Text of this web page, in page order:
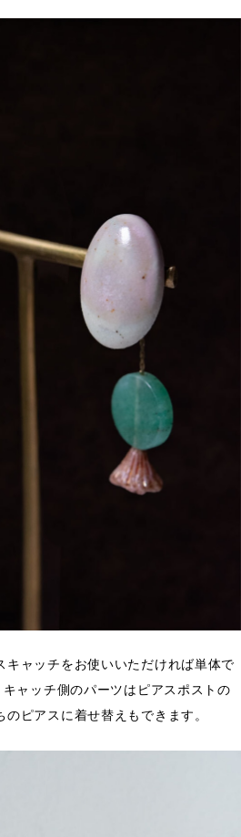
キャッチをお使いいただければ単体で
ャッチ側のパーツはピアスポストの
ピアスに着せ替えもできます。